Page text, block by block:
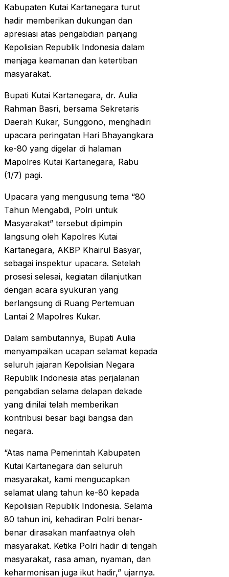
Kabupaten Kutai Kartanegara turut
hadir memberikan dukungan dan
apresiasi atas pengabdian panjang
Kepolisian Republik Indonesia dalam
menjaga keamanan dan ketertiban
masyarakat.
Bupati Kutai Kartanegara, dr. Aulia
Rahman Basri, bersama Sekretaris
Daerah Kukar, Sunggono, menghadiri
upacara peringatan Hari Bhayangkara
ke-80 yang digelar di halaman
Mapolres Kutai Kartanegara, Rabu
(1/7) pagi.
Upacara yang mengusung tema “80
Tahun Mengabdi, Polri untuk
Masyarakat” tersebut dipimpin
langsung oleh Kapolres Kutai
Kartanegara, AKBP Khairul Basyar,
sebagai inspektur upacara. Setelah
prosesi selesai, kegiatan dilanjutkan
dengan acara syukuran yang
berlangsung di Ruang Pertemuan
Lantai 2 Mapolres Kukar.
Dalam sambutannya, Bupati Aulia
menyampaikan ucapan selamat kepada
seluruh jajaran Kepolisian Negara
Republik Indonesia atas perjalanan
pengabdian selama delapan dekade
yang dinilai telah memberikan
kontribusi besar bagi bangsa dan
negara.
“Atas nama Pemerintah Kabupaten
Kutai Kartanegara dan seluruh
masyarakat, kami mengucapkan
selamat ulang tahun ke-80 kepada
Kepolisian Republik Indonesia. Selama
80 tahun ini, kehadiran Polri benar-
benar dirasakan manfaatnya oleh
masyarakat. Ketika Polri hadir di tengah
masyarakat, rasa aman, nyaman, dan
keharmonisan juga ikut hadir,” ujarnya.